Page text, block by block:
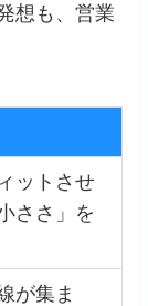
想も、営業
ットさせ
ささ」を
が集ま